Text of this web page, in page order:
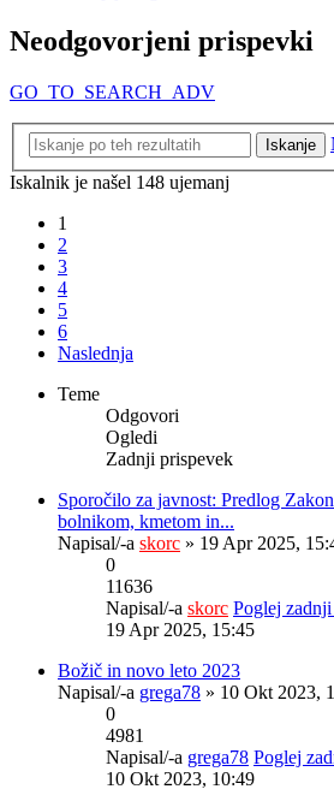
Neodgovorjeni prispevki
GO_TO_SEARCH_ADV
Iskanje
Iskalnik je našel 148 ujemanj
1
2
3
4
5
6
Naslednja
Teme
Odgovori
Ogledi
Zadnji prispevek
Sporočilo za javnost: Predlog
bolnikom, kmetom in...
Napisal/-a skorc » 19 Apr 2025,
0
11636
Napisal/-a skorc Poglej
19 Apr 2025, 15:45
Božič in novo leto 2023
Napisal/-a grega78 » 10 Okt 2023,
0
4981
Napisal/-a grega78 Poglej
10 Okt 2023, 10:49